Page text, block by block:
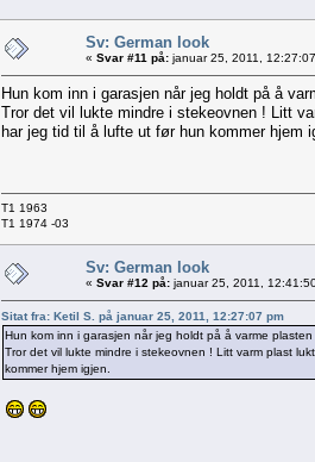
Sv: German look
« Svar #11 på: januar 25, 2011,
Hun kom inn i garasjen når jeg holdt på å
Tror det vil lukte mindre i stekeovnen ! Litt
har jeg tid til å lufte ut før hun kommer hjem
T1 1963
T1 1974 -03
Sv: German look
« Svar #12 på: januar 25, 2011,
Sitat fra: Ketil S. på januar 25, 2011, 12:27:07 pm
Hun kom inn i garasjen når jeg holdt på å varme
Tror det vil lukte mindre i stekeovnen ! Litt varm plast
kommer hjem igjen.